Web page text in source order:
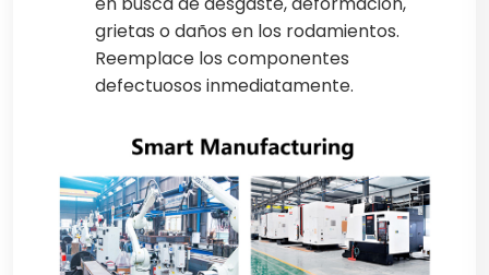
grietas o daños en los rodamientos.
Reemplace los componentes
defectuosos inmediatamente.